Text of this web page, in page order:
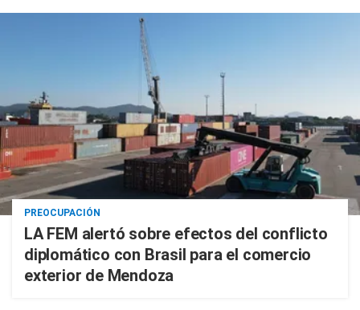
PREOCUPACIÓN
LA FEM alertó sobre efectos del conflicto
diplomático con Brasil para el comercio
exterior de Mendoza